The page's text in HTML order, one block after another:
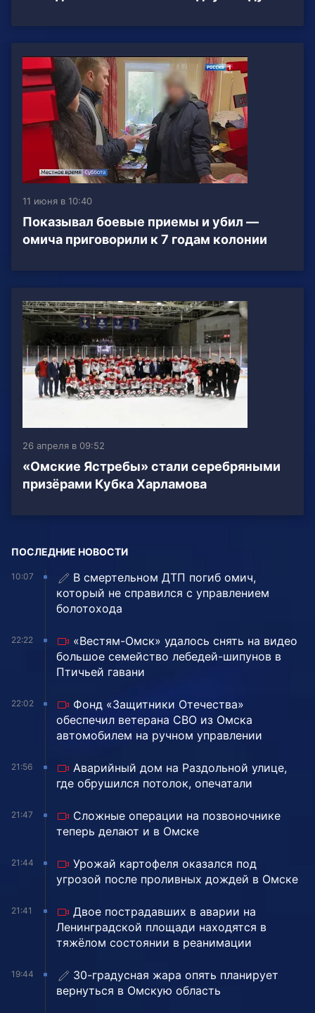
11 июня в 10:40
Показывал боевые приемы и убил —
омича приговорили к 7 годам колонии
26 апреля в 09:52
«Омские Ястребы» стали серебряными
призёрами Кубка Харламова
ПОСЛЕДНИЕ НОВОСТИ
10:07
В смертельном ДТП погиб омич,
который не справился с управлением
болотохода
22:22
«Вестям-Омск» удалось снять на видео
большое семейство лебедей-шипунов в
Птичьей гавани
22:02
Фонд «Защитники Отечества»
обеспечил ветерана СВО из Омска
автомобилем на ручном управлении
21:56
Аварийный дом на Раздольной улице,
где обрушился потолок, опечатали
21:47
Сложные операции на позвоночнике
теперь делают и в Омске
21:44
Урожай картофеля оказался под
угрозой после проливных дождей в Омске
21:41
Двое пострадавших в аварии на
Ленинградской площади находятся в
тяжёлом состоянии в реанимации
19:44
30-градусная жара опять планирует
вернуться в Омскую область